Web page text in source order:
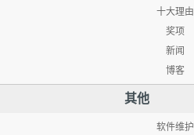
十大理由
奖项
新闻
博客
其他
软件维护